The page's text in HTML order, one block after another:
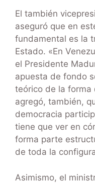
El también
aseguró que en
fundamental es la
Estado. «En
el Presidente
apuesta de fondo
teórico de la forma
agregó, también,
democracia
tiene que ver en
forma parte
de toda la
Asimismo, el